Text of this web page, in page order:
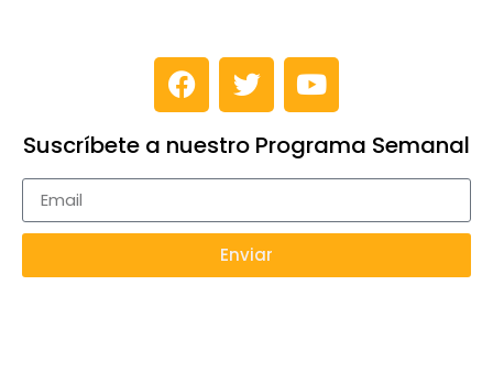
Suscríbete a nuestro Programa Semanal
Enviar